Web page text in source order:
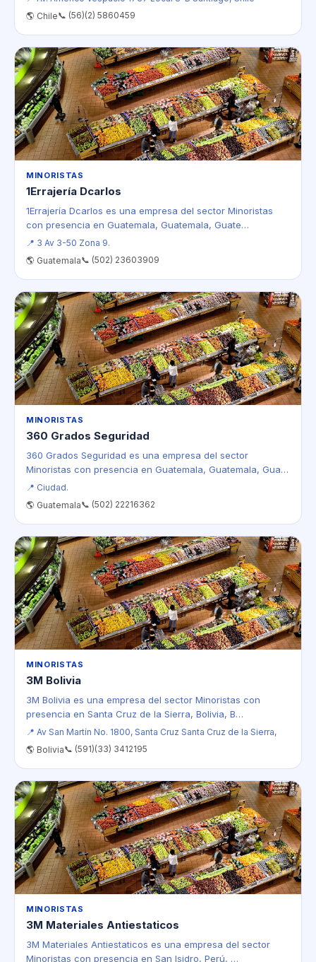
🌎 Chile📞 (56)(2) 5860459
MINORISTAS
1Errajería Dcarlos
1Errajería Dcarlos es una empresa del sector Minoristas
con presencia en Guatemala, Guatemala, Guate…
📍 3 Av 3-50 Zona 9.
🌎 Guatemala📞 (502) 23603909
MINORISTAS
360 Grados Seguridad
360 Grados Seguridad es una empresa del sector
Minoristas con presencia en Guatemala, Guatemala, Gua…
📍 Ciudad.
🌎 Guatemala📞 (502) 22216362
MINORISTAS
3M Bolivia
3M Bolivia es una empresa del sector Minoristas con
presencia en Santa Cruz de la Sierra, Bolivia, B…
📍 Av San Martín No. 1800, Santa Cruz Santa Cruz de la Sierra,
🌎 Bolivia📞 (591)(33) 3412195
MINORISTAS
3M Materiales Antiestaticos
3M Materiales Antiestaticos es una empresa del sector
Minoristas con presencia en San Isidro, Perú, …